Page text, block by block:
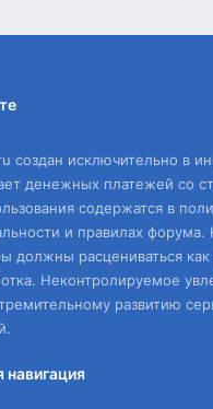
создан исключительно в
денежных платежей со
содержатся в
и правилах
должны расцениваться
Неконтролируемое
развитию
навигация